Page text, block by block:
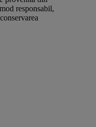
responsabil,